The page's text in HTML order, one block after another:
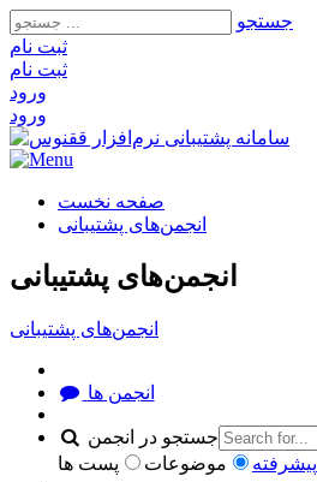
جستجو
ثبت‌ نام
ثبت‌ نام
ورود
ورود
صفحه نخست
انجمن‌های پشتیبانی
انجمن‌های پشتیبانی
انجمن‌های پشتیبانی
انجمن ها
جستجو در انجمن
موضوعات پست ها